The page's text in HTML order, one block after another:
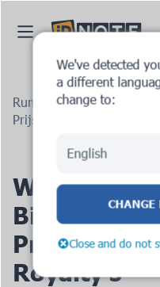
Rumah Blog
Prijsstellingsregels voor
Wegwijs di
Bijgewerkte
Royalty's
We've detected
a different
change to:
English
CHANGE
Close and do not